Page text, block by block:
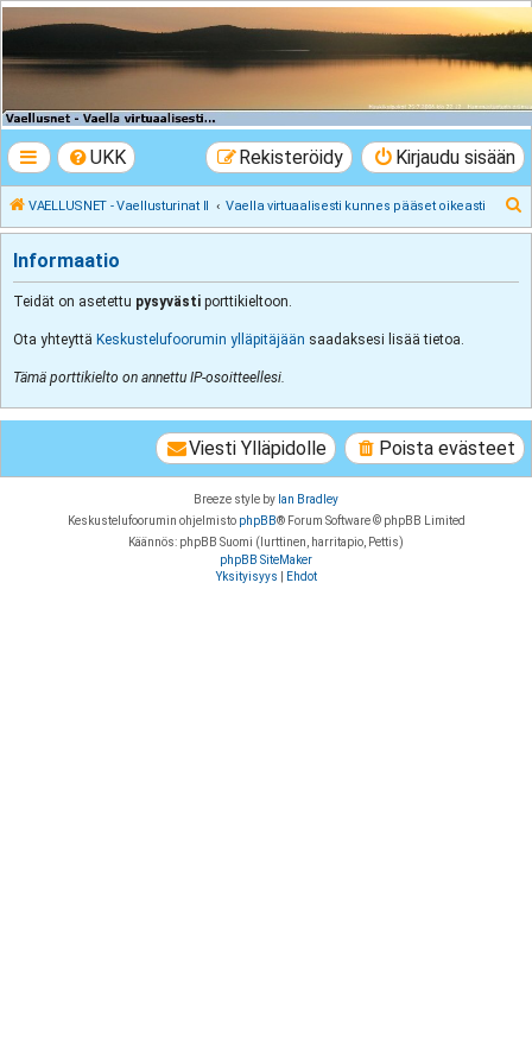
VAELLUSNET -
Vaellusturinat II
UKK Kirjaudu sisään
Rekisteröidy
VAELLUSNET - Vaellusturinat II Vaella virtuaalisesti kunnes pääset oikeasti
t
Informaatio
Teidät on asetettu pysyvästi porttikieltoon.
Ota yhteyttä Keskustelufoorumin ylläpitäjään saadaksesi lisää tietoa.
Tämä porttikielto on annettu IP-osoitteellesi.
Poista evästeet
Viesti Ylläpidolle
Breeze style by Ian Bradley
Keskustelufoorumin ohjelmisto phpBB® Forum Software © phpBB Limited
Käännös: phpBB Suomi (lurttinen, harritapio, Pettis)
phpBB SiteMaker
Yksityisyys
Ehdot